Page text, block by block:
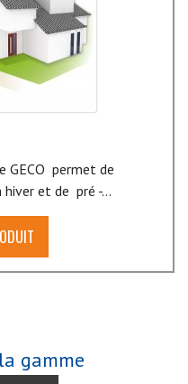
GECO permet de
et de pré -...
gamme